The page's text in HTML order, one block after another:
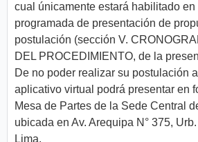
cual únicamente estará habilitado en
programada de presentación de
postulación (sección V.
DEL PROCEDIMIENTO, de la
De no poder realizar su postulación
aplicativo virtual podrá presentar en
Mesa de Partes de la Sede Central
ubicada en Av. Arequipa N° 375,
Lima.